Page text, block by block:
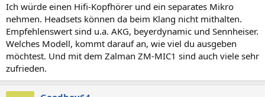
Ich würde einen Hifi-Kopfhörer und ein separates Mikro
nehmen. Headsets können da beim Klang nicht mithalten.
Empfehlenswert sind u.a. AKG, beyerdynamic und Sennheiser.
Welches Modell, kommt darauf an, wie viel du ausgeben
möchtest. Und mit dem Zalman ZM-MIC1 sind auch viele sehr
zufrieden.